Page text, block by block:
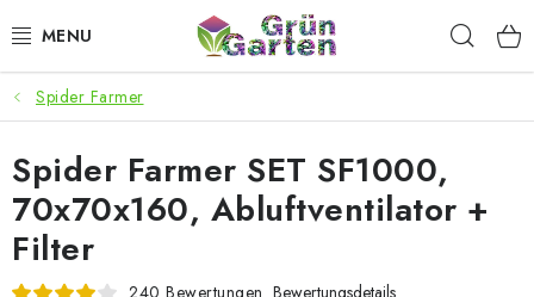
Inhalt
ANGEBOTE
LED PFLANZENLAMPEN
ANBAUBEDARF FÜR DEN HEIMANBAU
AQUARISTIK
Spider Farmer
Spider Farmer SET SF1000,
70x70x160, Abluftventilator +
Filter
240 Bewertungen Bewertungsdetails